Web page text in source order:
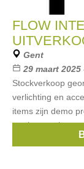
FLOW
Gent
29 maart 2025
Stockverkoop
verlichting en
items zijn demo
merken zoals
serax